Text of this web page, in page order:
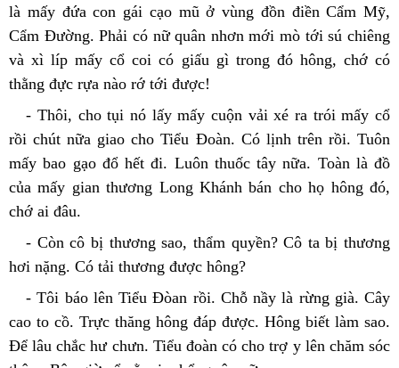
là mấy đứa con gái cạo mũ ở vùng đồn điền Cẩm Mỹ,
Cẩm Đường. Phải có nữ quân nhơn mới mò tới sú chiêng
và xì líp mấy cổ coi có giấu gì trong đó hông, chớ có
thằng đực rựa nào rớ tới được!
- Thôi, cho tụi nó lấy mấy cuộn vải xé ra trói mấy cổ
rồi chút nữa giao cho Tiểu Đoàn. Có lịnh trên rồi. Tuôn
mấy bao gạo đổ hết đi. Luôn thuốc tây nữa. Toàn là đồ
của mấy gian thương Long Khánh bán cho họ hông đó,
chớ ai đâu.
- Còn cô bị thương sao, thẩm quyền? Cô ta bị thương
hơi nặng. Có tải thương được hông?
- Tôi báo lên Tiểu Đòan rồi. Chỗ nầy là rừng già. Cây
cao to cồ. Trực thăng hông đáp được. Hông biết làm sao.
Để lâu chắc hư chưn. Tiểu đoàn có cho trợ y lên chăm sóc